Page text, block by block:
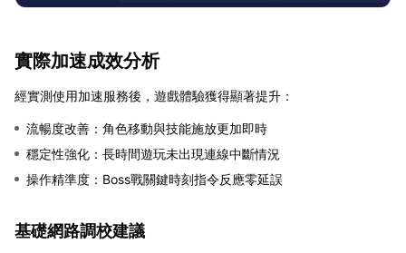
實際加速成效分析
經實測使用加速服務後，遊戲體驗獲得顯著提升：
流暢度改善：角色移動與技能施放更加即時
穩定性強化：長時間遊玩未出現連線中斷情況
操作精準度：Boss戰關鍵時刻指令反應零延誤
基礎網路調校建議